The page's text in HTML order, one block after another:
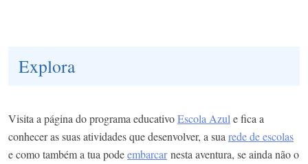
Explora
Visita a página do programa educativoEscola Azul e fica a
conhecer as suas atividades que desenvolver, a sua rede de escolas
e como também a tua podeembarcarnesta aventura, se ainda não o